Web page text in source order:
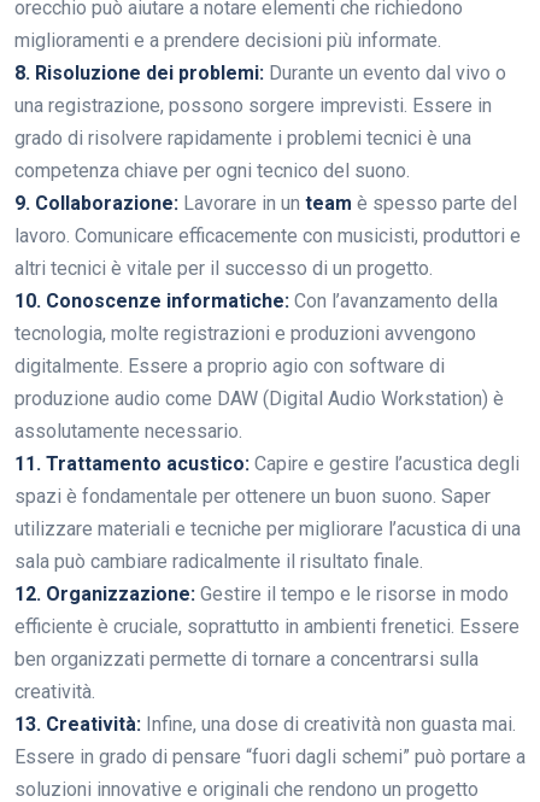
orecchio può aiutare a notare elementi che richiedono
miglioramenti e a prendere decisioni più informate.
8. Risoluzione dei problemi: Durante un evento dal vivo o
una registrazione, possono sorgere imprevisti. Essere in
grado di risolvere rapidamente i problemi tecnici è una
competenza chiave per ogni tecnico del suono.
9. Collaborazione: Lavorare in un team è spesso parte del
lavoro. Comunicare efficacemente con musicisti, produttori e
altri tecnici è vitale per il successo di un progetto.
10. Conoscenze informatiche: Con l’avanzamento della
tecnologia, molte registrazioni e produzioni avvengono
digitalmente. Essere a proprio agio con software di
produzione audio come DAW (Digital Audio Workstation) è
assolutamente necessario.
11. Trattamento acustico: Capire e gestire l’acustica degli
spazi è fondamentale per ottenere un buon suono. Saper
utilizzare materiali e tecniche per migliorare l’acustica di una
sala può cambiare radicalmente il risultato finale.
12. Organizzazione: Gestire il tempo e le risorse in modo
efficiente è cruciale, soprattutto in ambienti frenetici. Essere
ben organizzati permette di tornare a concentrarsi sulla
creatività.
13. Creatività: Infine, una dose di creatività non guasta mai.
Essere in grado di pensare “fuori dagli schemi” può portare a
soluzioni innovative e originali che rendono un progetto